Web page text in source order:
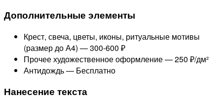
Дополнительные элементы
Крест, свеча, цветы, иконы, ритуальные мотивы
(размер до А4) —300-600 ₽
Прочее художественное оформление —250 ₽/дм²
Антидождь — Бесплатно
Нанесение текста